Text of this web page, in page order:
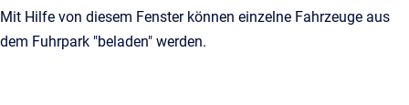
Mit Hilfe von diesem Fenster können einzelne Fahrzeuge aus
dem Fuhrpark "beladen" werden.